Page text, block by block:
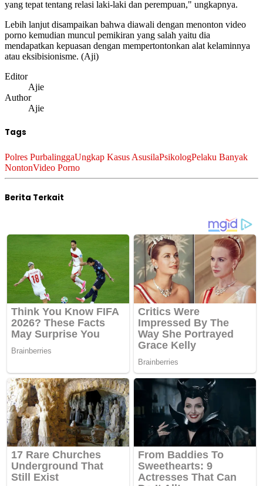
yang tepat tentang relasi laki-laki dan perempuan," ungkapnya.
Lebih lanjut disampaikan bahwa diawali dengan menonton video
porno kemudian muncul pemikiran yang salah yaitu dia
mendapatkan kepuasan dengan mempertontonkan alat kelaminnya
atau eksibisionisme. (Aji)
Editor
Ajie
Author
Ajie
Tags
Polres PurbalinggaUngkap Kasus AsusilaPsikologPelaku Banyak
NontonVideo Porno
Berita Terkait